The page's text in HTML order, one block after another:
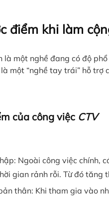
điểm khi làm
là một nghề đang có độ
một “nghề tay trái” hỗ trợ
của công việc CTV
Ngoài công việc chính,
gian rảnh rỗi. Từ đó tăng
thân: Khi tham gia vào